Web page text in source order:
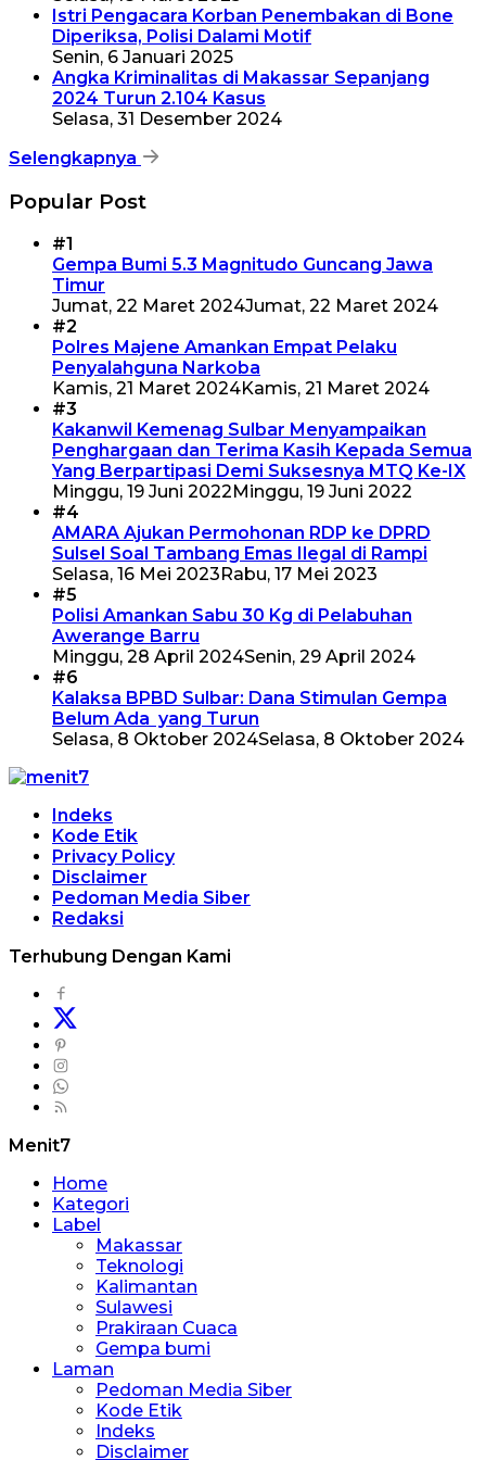
Istri Pengacara Korban Penembakan di Bone
Diperiksa, Polisi Dalami Motif
Senin, 6 Januari 2025
Angka Kriminalitas di Makassar Sepanjang
2024 Turun 2.104 Kasus
Selasa, 31 Desember 2024
Selengkapnya
Popular Post
#1
Gempa Bumi 5.3 Magnitudo Guncang Jawa
Timur
Jumat, 22 Maret 2024Jumat, 22 Maret 2024
#2
Polres Majene Amankan Empat Pelaku
Penyalahguna Narkoba
Kamis, 21 Maret 2024Kamis, 21 Maret 2024
#3
Kakanwil Kemenag Sulbar Menyampaikan
Penghargaan dan Terima Kasih Kepada Semua
Yang Berpartipasi Demi Suksesnya MTQ Ke-IX
Minggu, 19 Juni 2022 Minggu, 19 Juni 2022
#4
AMARA Ajukan Permohonan RDP ke DPRD
Sulsel Soal Tambang Emas Ilegal di Rampi
Selasa, 16 Mei 2023 Rabu, 17 Mei 2023
#5
Polisi Amankan Sabu 30 Kg di Pelabuhan
Awerange Barru
Minggu, 28 April 2024Senin, 29 April 2024
#6
Kalaksa BPBD Sulbar: Dana Stimulan Gempa
Belum Ada yang Turun
Selasa, 8 Oktober 2024Selasa, 8 Oktober 2024
Indeks
Kode Etik
Privacy Policy
Disclaimer
Pedoman Media Siber
Redaksi
Terhubung Dengan Kami
Menit7
Home
Kategori
Label
Makassar
Teknologi
Kalimantan
Sulawesi
Prakiraan Cuaca
Gempa bumi
Laman
Pedoman Media Siber
Kode Etik
Indeks
Disclaimer